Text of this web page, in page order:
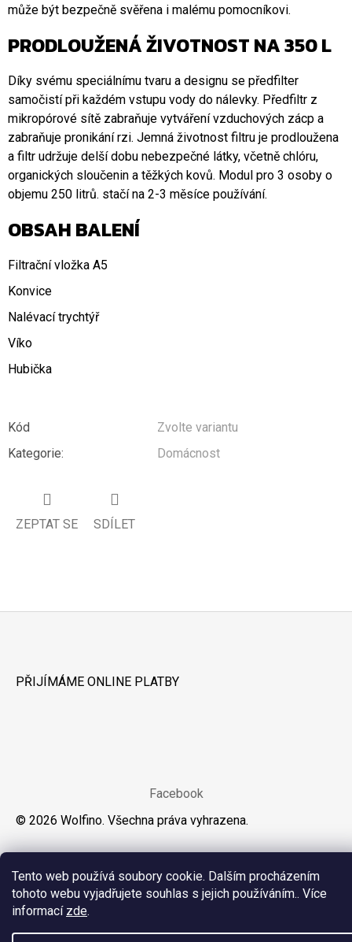
Tento web používá soubory cookie. Dalším procházením
tohoto webu vyjadřujete souhlas s jejich používáním.. Více
informací zde.
může být bezpečně svěřena i malému pomocníkovi.
PRODLOUŽENÁ ŽIVOTNOST NA 350 L
Díky svému speciálnímu tvaru a designu se předfilter
samočistí při každém vstupu vody do nálevky. Předfiltr z
mikropórové sítě zabraňuje vytváření vzduchových zácp a
zabraňuje pronikání rzi. Jemná životnost filtru je prodloužena
a filtr udržuje delší dobu nebezpečné látky, včetně chlóru,
organických sloučenin a těžkých kovů. Modul pro 3 osoby o
objemu 250 litrů. stačí na 2-3 měsíce používání.
OBSAH BALENÍ
Filtrační vložka A5
Konvice
Nalévací trychtýř
Víko
Hubička
Kód
Zvolte variantu
Kategorie: Domácnost
ZEPTAT SE SDÍLET
PŘIJÍMÁME ONLINE PLATBY
Facebook
© 2026 Wolfino. Všechna práva vyhrazena.